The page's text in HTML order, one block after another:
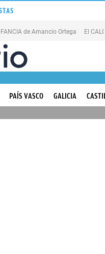
de Amancio Ortega El
PAÍS VASCO GALICIA